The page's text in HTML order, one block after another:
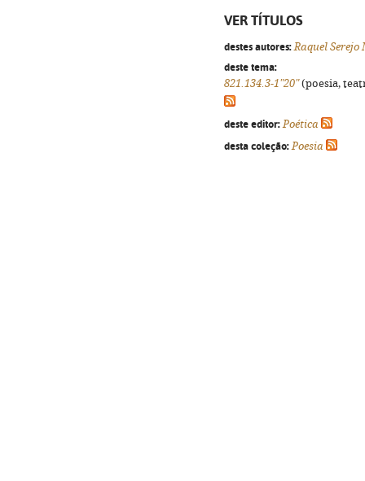
VER TÍTULOS
destes autores: Raquel
deste tema:
821.134.3-1"20"(poesia,
deste editor: Poética
desta coleção: Poesia